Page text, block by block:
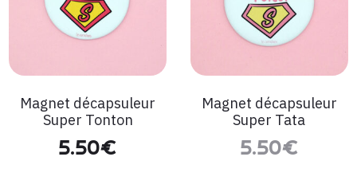
Magnet décapsuleur
Super Tonton
5.50€
Magnet décapsuleur
Super Tata
5.50€